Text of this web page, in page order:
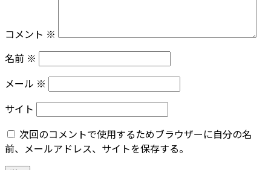
コメント ※
名前 ※
メール ※
サイト
次回のコメントで使用するためブラウザーに自分の名
前、メールアドレス、サイトを保存する。